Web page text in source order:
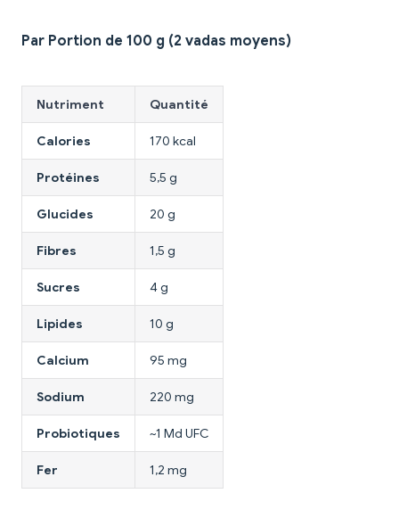
Par Portion de 100 g (2 vadas moyens)
Nutriment Quantité
Calories 170 kcal
Protéines 5,5 g
Glucides 20 g
Fibres 1,5 g
Sucres 4 g
Lipides 10 g
Calcium 95 mg
Sodium 220 mg
Probiotiques ~1 Md UFC
Fer 1,2 mg